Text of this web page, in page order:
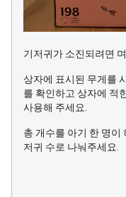
기저귀가 소진되려면
상자에 표시된 무게를
를 확인하고 상자에 적
사용해 주세요.
총 개수를 아기 한 명이
저귀 수로 나눠주세요.